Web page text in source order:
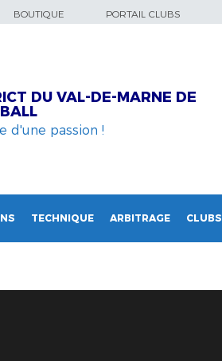
BOUTIQUE PORTAIL CLUBS
DU VAL-DE-MARNE DE
d'une passion !
TECHNIQUE ARBITRAGE CLUBS